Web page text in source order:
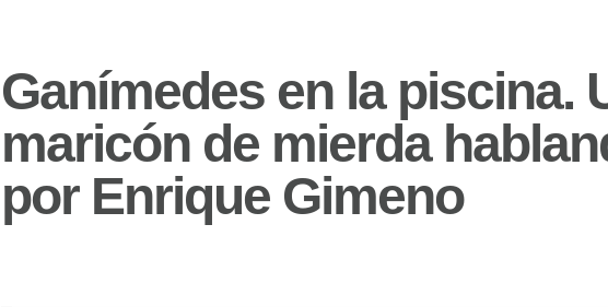
Ganímedes en la piscina.
maricón de mierda
por Enrique Gimeno